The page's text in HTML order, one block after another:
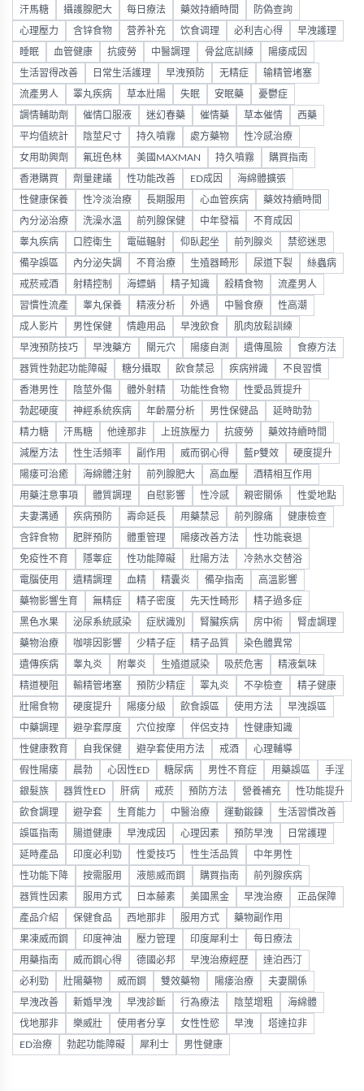
汗馬糖 攝護腺肥大 每日療法 藥效持續時間 防偽查詢
心理壓力 含锌食物 营养补充 饮食调理 必利吉心得 早洩護理
睡眠 血管健康 抗疲勞 中醫調理 骨盆底訓練 陽痿成因
生活習得改善 日常生活護理 早洩預防 无精症 输精管堵塞
流產男人 睪丸疾病 草本壯陽 失眠 安眠藥 憂鬱症
調情輔助劑 催情口服液 迷幻春藥 催情藥 草本催情 西藥
平均值統計 陰莖尺寸 持久噴霧 處方藥物 性冷感治療
女用助興劑 氟班色林 美國MAXMAN 持久噴霧 購買指南
香港購買 劑量建議 性功能改善 ED成因 海綿體擴張
性健康保養 性冷淡治療 長期服用 心血管疾病 藥效持續時間
內分泌治療 洗澡水溫 前列腺保健 中年發福 不育成因
睾丸疾病 口腔衛生 電磁輻射 仰臥起坐 前列腺炎 禁慾迷思
備孕誤區 內分泌失調 不育治療 生殖器畸形 尿道下裂 絲蟲病
戒菸戒酒 射精控制 海螵蛸 精子知識 殺精食物 流產男人
習慣性流產 睾丸保養 精液分析 外遇 中醫食療 性高潮
成人影片 男性保健 情趣用品 早洩飲食 肌肉放鬆訓練
早洩預防技巧 早洩藥方 關元穴 陽痿自測 遺傳風險 食療方法
器質性勃起功能障礙 糖分攝取 飲食禁忌 疾病辨識 不良習慣
香港男性 陰莖外傷 體外射精 功能性食物 性愛品質提升
勃起硬度 神經系統疾病 年齡層分析 男性保健品 延時助勃
精力糖 汗馬糖 他達那非 上班族壓力 抗疲勞 藥效持續時間
減壓方法 性生活頻率 副作用 威而钢心得 藍P雙效 硬度提升
陽痿可治癒 海綿體注射 前列腺肥大 高血壓 酒精相互作用
用藥注意事項 體質調理 自慰影響 性冷感 親密關係 性愛地點
夫妻溝通 疾病預防 壽命延長 用藥禁忌 前列腺痛 健康檢查
含鋅食物 肥胖預防 體重管理 陽痿改善方法 性功能衰退
免疫性不育 隱睾症 性功能障礙 壯陽方法 冷熱水交替浴
電腦使用 遺精調理 血精 精囊炎 備孕指南 高溫影響
藥物影響生育 無精症 精子密度 先天性畸形 精子過多症
黑色水果 泌尿系統感染 症狀識別 腎臟疾病 房中術 腎虛調理
藥物治療 咖啡因影響 少精子症 精子品質 染色體異常
遺傳疾病 睾丸炎 附睾炎 生殖道感染 吸菸危害 精液氣味
精道梗阻 輸精管堵塞 預防少精症 睪丸炎 不孕檢查 精子健康
壯陽食物 硬度提升 陽痿分級 飲食誤區 使用方法 早洩誤區
中藥調理 避孕套厚度 穴位按摩 伴侶支持 性健康知識
性健康教育 自我保健 避孕套使用方法 戒酒 心理輔導
假性陽痿 晨勃 心因性ED 糖尿病 男性不育症 用藥誤區 手淫
銀髮族 器質性ED 肝病 戒菸 預防方法 營養補充 性功能提升
飲食調理 避孕套 生育能力 中醫治療 運動鍛鍊 生活習慣改善
誤區指南 腸道健康 早洩成因 心理因素 預防早洩 日常護理
延時產品 印度必利勁 性愛技巧 性生活品質 中年男性
性功能下降 按需服用 液態威而鋼 購買指南 前列腺疾病
器質性因素 服用方式 日本藤素 美國黑金 早洩治療 正品保障
產品介紹 保健食品 西地那非 服用方式 藥物副作用
果凍威而鋼 印度神油 壓力管理 印度犀利士 每日療法
用藥指南 威而鋼心得 德國必邦 早洩治療經歷 達泊西汀
必利勁 壯陽藥物 威而鋼 雙效藥物 陽痿治療 夫妻關係
早洩改善 新婚早洩 早洩診斷 行為療法 陰莖增粗 海綿體
伐地那非 樂威壯 使用者分享 女性性慾 早洩 塔達拉非
ED治療 勃起功能障礙 犀利士 男性健康